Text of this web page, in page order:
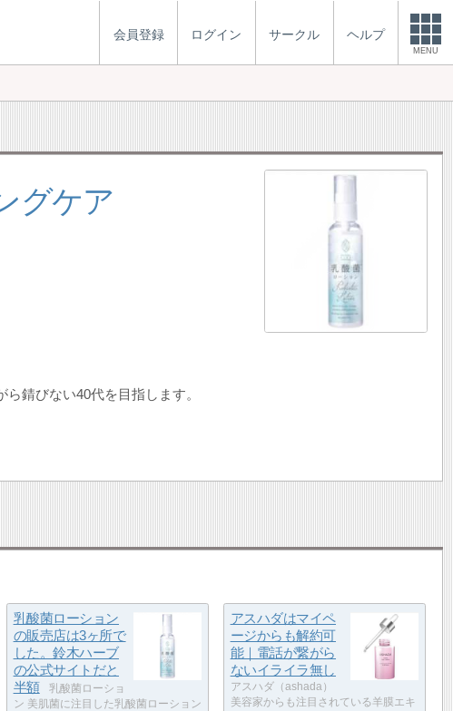
会員登録 ログイン サークル ヘルプ
MENU
グケア
錆びない40代を目指します。
乳酸菌ローション
の販売店は3ヶ所で
した。鈴木ハーブ
の公式サイトだと
半額
乳酸菌ローショ
ン 美肌菌に注目した乳酸菌ローション
アスハダはマイペ
ージからも解約可
能｜電話が繋がら
ないイライラ無し
アスハダ（ashada）
美容家からも注目されている羊膜エキ